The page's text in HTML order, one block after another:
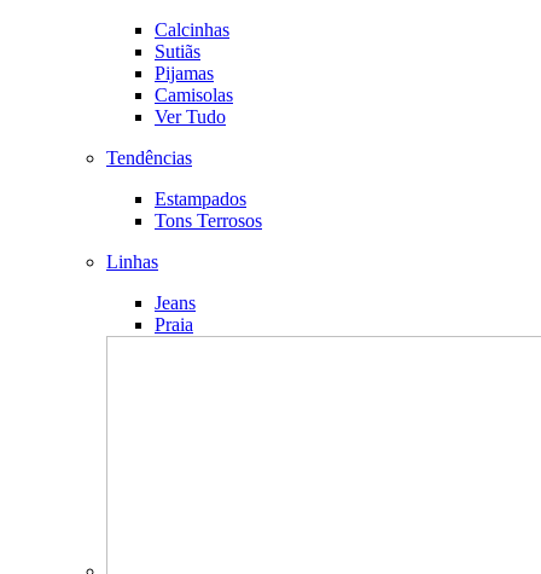
Calcinhas
Sutiãs
Pijamas
Camisolas
Ver Tudo
Tendências
Estampados
Tons Terrosos
Linhas
Jeans
Praia